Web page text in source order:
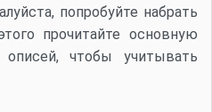
попробуйте набрать
прочитайте основную
чтобы учитывать